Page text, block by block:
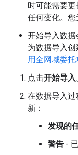
时可能需要
任何变化。您
开始导入数
为数据导入
用全网域委
点击开始导入
在数据导入
新：
发现的
警告 -